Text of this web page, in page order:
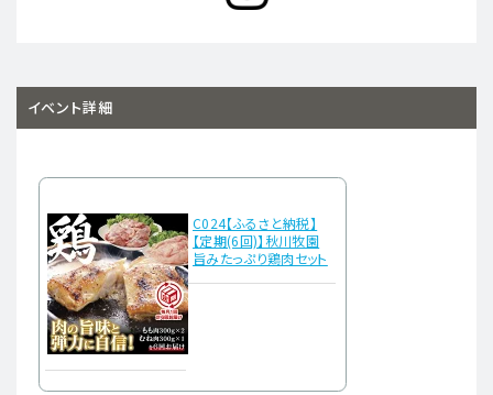
イベント詳細
C024【ふるさと納税】
【定期(6回)】秋川牧園
旨みたっぷり鶏肉セット